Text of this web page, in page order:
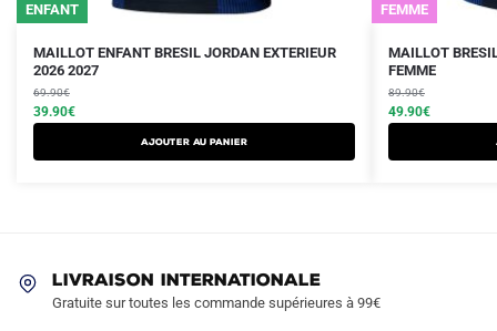
ENFANT
MAILLOT ENFANT BRESIL JORDAN EXTERIEUR
2026 2027
69.90€
Le
prix
initial
était :
39.90€
Le
prix
actuel
est :
AJOUTER AU PANIER
Ce
produit
a
plusieurs
variations.
choisies
FEMME
MAILLOT
FEMME
89.90€
Le
prix
initial
était :
49.90€
Le
prix
actuel
est :
Ce
produit
a
plusieurs
variations.
LIVRAISON INTERNATIONALE
Gratuite sur toutes les commande supérieures à 99€